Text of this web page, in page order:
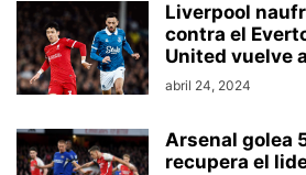
Liverpool
contra el
United vuelve
abril 24, 2024
Arsenal golea
recupera el